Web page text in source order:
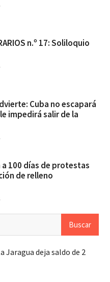
n.º 17: Soliloquio
Cuba no escapará
impedirá salir de la
a 100 días de protestas
de relleno
Jaragua deja saldo de 2